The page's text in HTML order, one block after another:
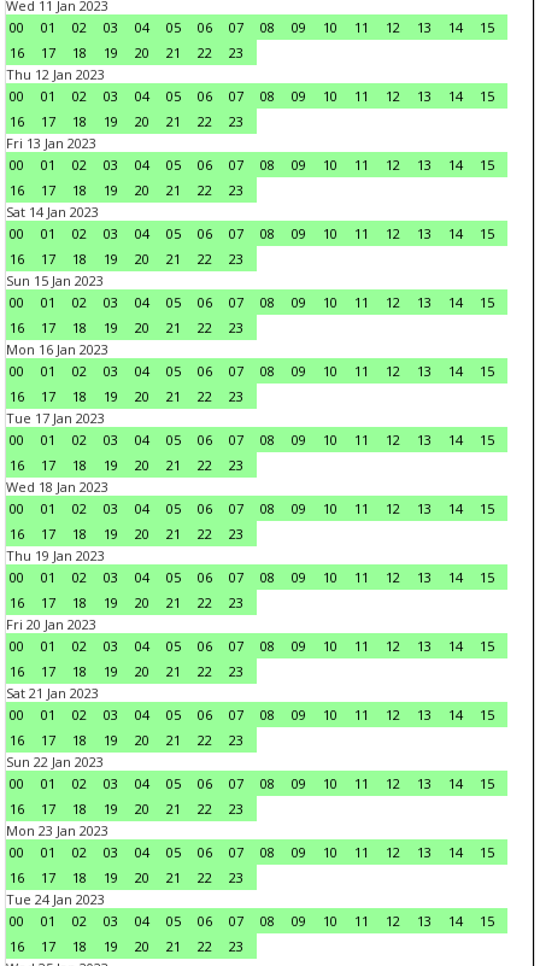
Wed 11 Jan 2023
00
01 02 03 04 05 06 07 08 09 10 11 12 13 14
15
16
17 18 19 20 21 22
23
Thu 12 Jan 2023
00
01 02 03 04 05 06 07 08 09 10 11 12 13 14
15
16
17 18 19 20 21 22
23
Fri 13 Jan 2023
00
01 02 03 04 05 06 07 08 09 10 11 12 13 14
15
16
17 18 19 20 21 22
23
Sat 14 Jan 2023
00
01 02 03 04 05 06 07 08 09 10 11 12 13 14
15
16
17 18 19 20 21 22
23
Sun 15 Jan 2023
00
01 02 03 04 05 06 07 08 09 10 11 12 13 14
15
16
17 18 19 20 21 22
23
Mon 16 Jan 2023
00
01 02 03 04 05 06 07 08 09 10 11 12 13 14
15
16
17 18 19 20 21 22
23
Tue 17 Jan 2023
00
01 02 03 04 05 06 07 08 09 10 11 12 13 14
15
16
17 18 19 20 21 22
23
Wed 18 Jan 2023
00
01 02 03 04 05 06 07 08 09 10 11 12 13 14
15
16
17 18 19 20 21 22
23
Thu 19 Jan 2023
00
01 02 03 04 05 06 07 08 09 10 11 12 13 14
15
16
17 18 19 20 21 22
23
Fri 20 Jan 2023
00
01 02 03 04 05 06 07 08 09 10 11 12 13 14
15
16
17 18 19 20 21 22
23
Sat 21 Jan 2023
00
01 02 03 04 05 06 07 08 09 10 11 12 13 14
15
16
17 18 19 20 21 22
23
Sun 22 Jan 2023
00
01 02 03 04 05 06 07 08 09 10 11 12 13 14
15
16
17 18 19 20 21 22
23
Mon 23 Jan 2023
00
01 02 03 04 05 06 07 08 09 10 11 12 13 14
15
16
17 18 19 20 21 22
23
Tue 24 Jan 2023
00
01 02 03 04 05 06 07 08 09 10 11 12 13 14
15
16
17 18 19 20 21 22
23